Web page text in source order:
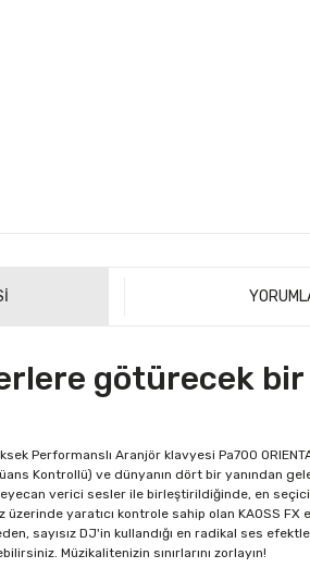
götürecek
Performanslı Aranjör klavyesi Pa700
Kontrollü) ve dünyanın dört bir yanından
verici sesler ile birleştirildiğinde, en
üzerinde yaratıcı kontrole sahip olan KAOSS
sayısız DJ'in kullandığı en radikal ses
Müzikalitenizin sınırlarını zorlayın!